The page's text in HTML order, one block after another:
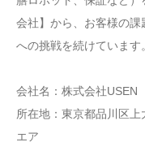
会社】から、お客様の課
への挑戦を続けています。
会社名：株式会社USEN
所在地：東京都品川区
エア